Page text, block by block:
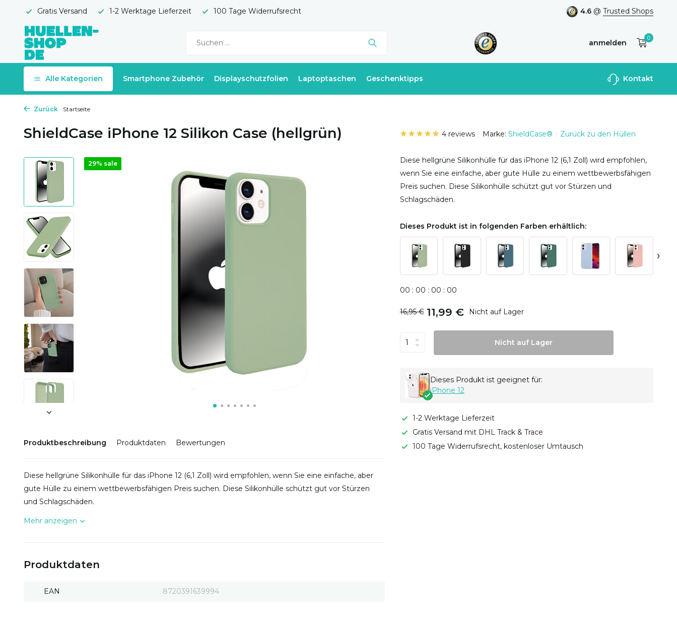
Gratis Versand 1-2 Werktage Lieferzeit 100 Tage Widerrufsrecht 4.6 @ Trusted Shops
anmelden
Benutzerkonto
0
Alle Kategorien Smartphone Zubehör Displayschutzfolien Laptoptaschen Geschenktipps Kontakt
Zurück Startseite
ShieldCase iPhone 12 Silikon Case (hellgrün)
29% sale
Produktbeschreibung Produktdaten Bewertungen
Diese hellgrüne Silikonhülle für das iPhone 12 (6,1 Zoll) wird empfohlen, wenn Sie eine einfache, aber
gute Hülle zu einem wettbewerbsfähigen Preis suchen. Diese Silikonhülle schützt gut vor Stürzen
und Schlagschäden.
Mehr anzeigen
Produktdaten
EAN 8720391639994
4 reviews Marke: ShieldCase® Zurück zu den Hüllen
Diese hellgrüne Silikonhülle für das iPhone 12 (6,1 Zoll) wird empfohlen,
wenn Sie eine einfache, aber gute Hülle zu einem wettbewerbsfähigen
Preis suchen. Diese Silikonhülle schützt gut vor Stürzen und
Schlagschäden.
Dieses Produkt ist in folgenden Farben erhältlich:
›
00 : 00 : 00 : 00
16,95 € 11,99 € Nicht auf Lager
Nicht auf Lager
Dieses Produkt ist geeignet für:
iPhone 12
1-2 Werktage Lieferzeit
Gratis Versand mit DHL Track & Trace
100 Tage Widerrufsrecht, kostenloser Umtausch